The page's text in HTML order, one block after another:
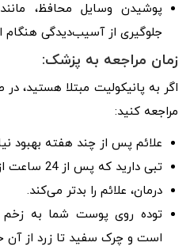
پوشیدن وسایل محافظ، مانند
جلوگیری از آسیب‌دیدگی هنگام
زمان مراجعه به پزشک:
اگر به پانیکولیت مبتلا هستید،
مراجعه کنید:
علائم پس از چند هفته بهبود
تبی دارید که پس از 24 ساعت از بین نمی‌رود.
درمان، علائم را بدتر می‌کند.
توده روی پوست شما به زخم
است و چرک سفید تا زرد از آن